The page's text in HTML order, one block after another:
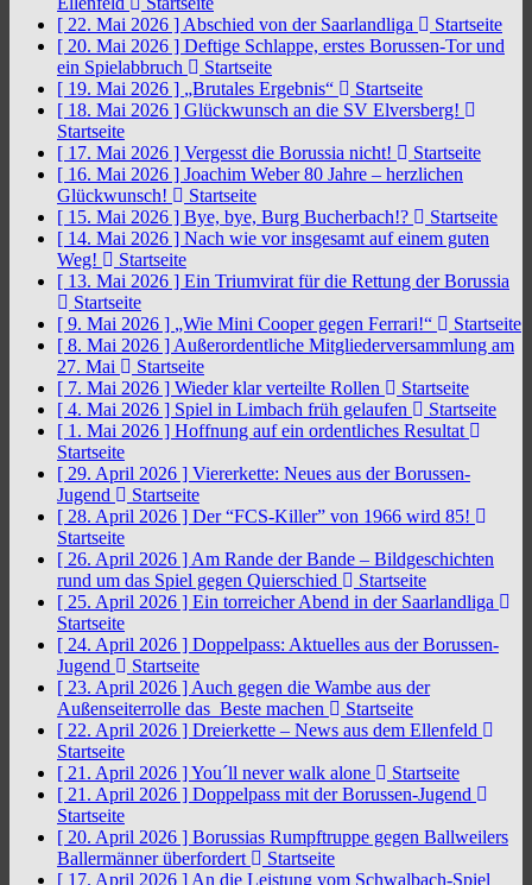
[ 22. Mai 2026 ] Abschied von der Saarlandliga
Startseite
[ 20. Mai 2026 ] Deftige Schlappe, erstes Borussen-Tor und
ein Spielabbruch
Startseite
[ 19. Mai 2026 ] „Brutales Ergebnis“
Startseite
[ 18. Mai 2026 ] Glückwunsch an die SV Elversberg!
Startseite
[ 17. Mai 2026 ] Vergesst die Borussia nicht!
Startseite
[ 16. Mai 2026 ] Joachim Weber 80 Jahre – herzlichen
Glückwunsch!
Startseite
[ 15. Mai 2026 ] Bye, bye, Burg Bucherbach!?
Startseite
[ 14. Mai 2026 ] Nach wie vor insgesamt auf einem guten
Weg!
Startseite
[ 13. Mai 2026 ] Ein Triumvirat für die Rettung der Borussia
Startseite
[ 9. Mai 2026 ] „Wie Mini Cooper gegen Ferrari!“
Startseite
[ 8. Mai 2026 ] Außerordentliche Mitgliederversammlung am
27. Mai
Startseite
[ 7. Mai 2026 ] Wieder klar verteilte Rollen
Startseite
[ 4. Mai 2026 ] Spiel in Limbach früh gelaufen
Startseite
[ 1. Mai 2026 ] Hoffnung auf ein ordentliches Resultat
Startseite
[ 29. April 2026 ] Viererkette: Neues aus der Borussen-
Jugend
Startseite
[ 28. April 2026 ] Der “FCS-Killer” von 1966 wird 85!
Startseite
[ 26. April 2026 ] Am Rande der Bande – Bildgeschichten
rund um das Spiel gegen Quierschied
Startseite
[ 25. April 2026 ] Ein torreicher Abend in der Saarlandliga
Startseite
[ 24. April 2026 ] Doppelpass: Aktuelles aus der Borussen-
Jugend
Startseite
[ 23. April 2026 ] Auch gegen die Wambe aus der
Außenseiterrolle das Beste machen
Startseite
[ 22. April 2026 ] Dreierkette – News aus dem Ellenfeld
Startseite
[ 21. April 2026 ]You´ll never walk alone
Startseite
[ 21. April 2026 ] Doppelpass mit der Borussen-Jugend
Startseite
[ 20. April 2026 ] Borussias Rumpftruppe gegen Ballweilers
Ballermänner überfordert
Startseite
[ 17. April 2026 ] An die Leistung vom Schwalbach-Spiel